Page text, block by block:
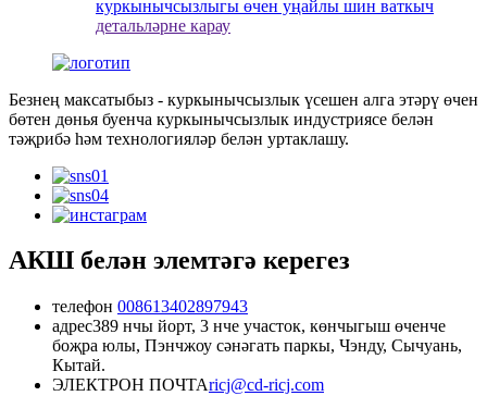
детальләрне карау
Безнең максатыбыз - куркынычсызлык үсешен алга этәрү өчен
бөтен дөнья буенча куркынычсызлык индустриясе белән
тәҗрибә һәм технологияләр белән уртаклашу.
АКШ белән элемтәгә керегез
телефон 008613402897943
адрес389 нчы йорт, 3 нче участок, көнчыгыш өченче
боҗра юлы, Пэнчжоу сәнәгать паркы, Чэнду, Сычуань,
Кытай.
ЭЛЕКТРОН ПОЧТАricj@cd-ricj.com